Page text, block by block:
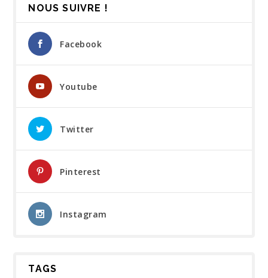
NOUS SUIVRE !
Facebook
Youtube
Twitter
Pinterest
Instagram
TAGS